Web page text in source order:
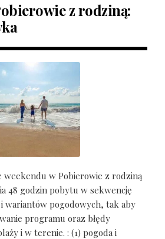
z rodziną:
weekendu w Pobierowie z rodziną
48 godzin pobytu w sekwencję
wariantów pogodowych, tak aby
programu oraz błędy
i w terenie. : (1) pogoda i